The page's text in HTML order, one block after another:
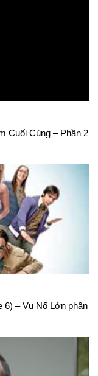
Cuối Cùng – Phần 2
6) – Vụ Nổ Lớn phần